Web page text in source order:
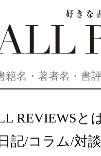
REVIEWSと
記/コラム/対